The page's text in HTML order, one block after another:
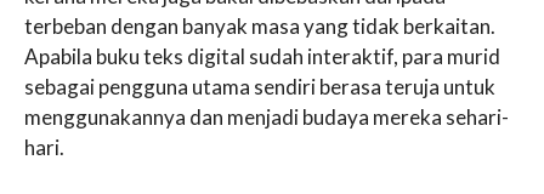
terbeban dengan banyak masa yang tidak berkaitan.
Apabila buku teks digital sudah interaktif, para murid
sebagai pengguna utama sendiri berasa teruja untuk
menggunakannya dan menjadi budaya mereka sehari-
hari.